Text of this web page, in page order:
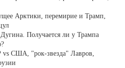
Арктики, перемирие и Трамп,
Получается ли у Трампа
США, "рок-звезда" Лавров,